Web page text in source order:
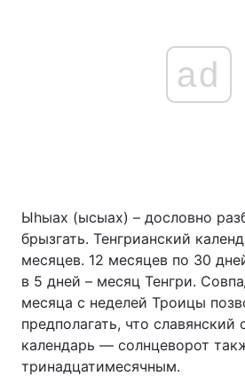
ad
Ыhыах (ысыах) – дословно
брызгать. Тенгрианский
месяцев. 12 месяцев по 30
в 5 дней – месяц Тенгри.
месяца с неделей Троицы
предполагать, что славянский
календарь — солнцеворот
тринадцатимесячным.